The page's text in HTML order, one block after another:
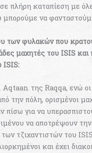
πλήρη καταπίεση με
μπορούμε να
των φυλακών που
μαχητές του ISIS και
ISIS:
της Raqqa, ενώ οι
την πόλη, ορισμένοι
πίσω για να
να αποτρέψουν την
τζιχαντιστών του
και έχει